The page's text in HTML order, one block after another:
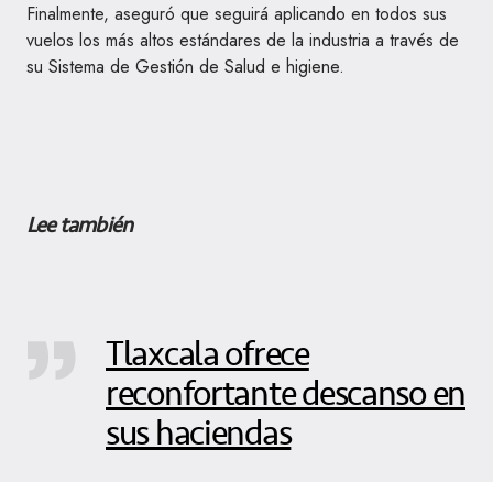
Finalmente, aseguró que seguirá aplicando en todos sus
vuelos los más altos estándares de la industria a través de
su Sistema de Gestión de Salud e higiene.
Lee también
Tlaxcala ofrece
reconfortante descanso en
sus haciendas